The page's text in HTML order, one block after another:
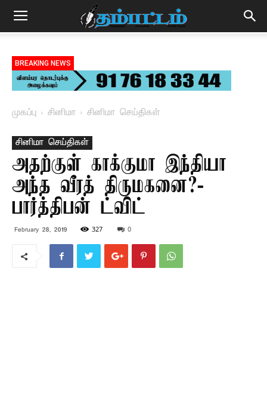
BREAKING NEWS
முகப்பு சினிமா சினிமா செய்திகள்
சினிமா செய்திகள்
அதற்குள் காக்குமா இந்தியா
அந்த வீரத் திருமகனை?-
பார்த்திபன் ட்விட்
February 28, 2019 327 0